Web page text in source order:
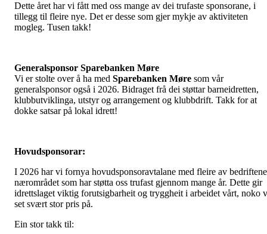
Dette året har vi fått med oss mange av dei trufaste sponsorane, i
tillegg til fleire nye. Det er desse som gjer mykje av aktiviteten
mogleg. Tusen takk!
Generalsponsor Sparebanken Møre
Vi er stolte over å ha med Sparebanken Møre som vår
generalsponsor også i 2026. Bidraget frå dei støttar barneidretten,
klubbutviklinga, utstyr og arrangement og klubbdrift. Takk for at
dokke satsar på lokal idrett!
Hovudsponsorar:
I 2026 har vi fornya hovudsponsoravtalane med fleire av
nærområdet som har støtta oss trufast gjennom mange år. Dette gir
idrettslaget viktig forutsigbarheit og tryggheit i arbeidet vårt, noko
set svært stor pris på.
Ein stor takk til: